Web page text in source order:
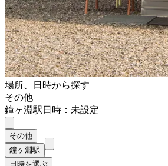
場所、日時から探す
その他
鐘ヶ淵駅日時：未設定
その他
鐘ヶ淵駅
日時を選ぶ